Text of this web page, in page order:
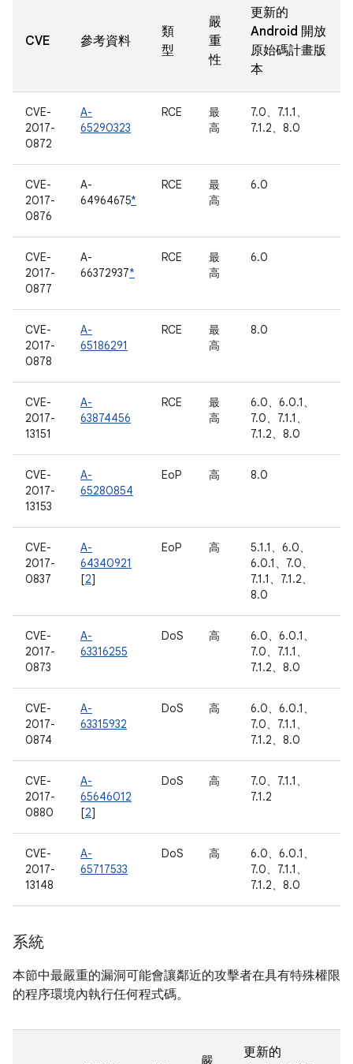
CVE 參考資料
類
型
嚴
重
性
更新的
Android 開放
原始碼計畫版
本
CVE-
2017-
0872
A-
65290323
RCE
最
高
7.0、7.1.1、
7.1.2、8.0
CVE-
2017-
0876
A-
64964675*
RCE
最
高
6.0
CVE-
2017-
0877
A-
66372937*
RCE
最
高
6.0
CVE-
2017-
0878
A-
65186291
RCE
最
高
8.0
CVE-
2017-
13151
A-
63874456
RCE
最
高
6.0、6.0.1、
7.0、7.1.1、
7.1.2、8.0
CVE-
2017-
13153
A-
65280854
EoP 高 8.0
CVE-
2017-
0837
A-
64340921
[2]
EoP 高
5.1.1、6.0、
6.0.1、7.0、
7.1.1、7.1.2、
8.0
CVE-
2017-
0873
A-
63316255
DoS 高
6.0、6.0.1、
7.0、7.1.1、
7.1.2、8.0
CVE-
2017-
0874
A-
63315932
DoS 高
6.0、6.0.1、
7.0、7.1.1、
7.1.2、8.0
CVE-
2017-
0880
A-
65646012
[2]
DoS 高
7.0、7.1.1、
7.1.2
CVE-
2017-
13148
A-
65717533
DoS 高
6.0、6.0.1、
7.0、7.1.1、
7.1.2、8.0
系統
本節中最嚴重的漏洞可能會讓鄰近的攻擊者在具有特殊權限
的程序環境內執行任何程式碼。
更新的